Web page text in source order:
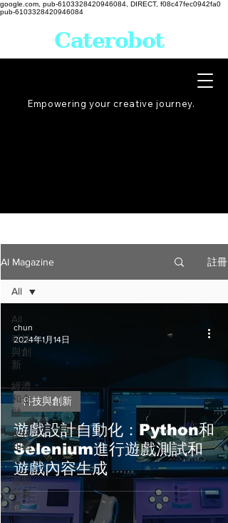
google.com, pub-6103328420946084, DIRECT, f08c47fec0942fa0
pub-6103328420946084
Empowering your creative journey.
Caterobot
AI Magazine 註冊
All
科技
與創
新
經濟
和金
融
文化
和藝
術
遊戲
與媒
體
All
遊戲設計自動化：Python和
Selenium進行遊戲測試和
遊戲內容生成
科技與創新
chun
2024年1月14日